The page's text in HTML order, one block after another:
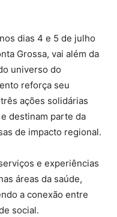
dias 4 e 5 de julho
Grossa, vai além da
universo do
reforça seu
ações solidárias
destinam parte da
de impacto regional.
e experiências
áreas da saúde,
a conexão entre
social.